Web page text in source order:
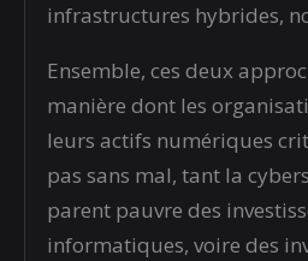
infrastructures hybrides,
Ensemble, ces deux
manière dont les
leurs actifs numériques
pas sans mal, tant la
parent pauvre des
informatiques, voire des